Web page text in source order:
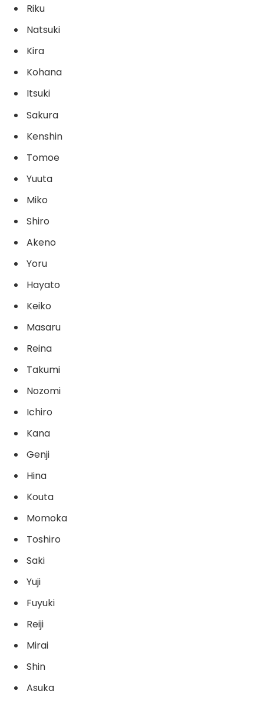
Riku
Natsuki
Kira
Kohana
Itsuki
Sakura
Kenshin
Tomoe
Yuuta
Miko
Shiro
Akeno
Yoru
Hayato
Keiko
Masaru
Reina
Takumi
Nozomi
Ichiro
Kana
Genji
Hina
Kouta
Momoka
Toshiro
Saki
Yuji
Fuyuki
Reiji
Mirai
Shin
Asuka